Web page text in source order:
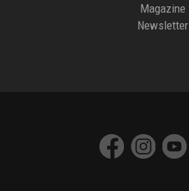
Magazine
Newsletter